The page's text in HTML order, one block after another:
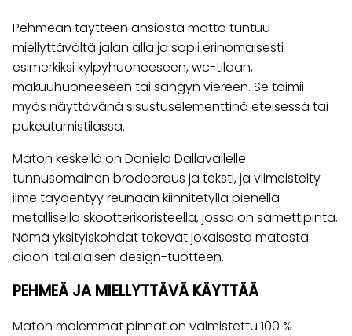
Pehmeän täytteen ansiosta matto tuntuu
miellyttävältä jalan alla ja sopii erinomaisesti
esimerkiksi kylpyhuoneeseen, wc-tilaan,
makuuhuoneeseen tai sängyn viereen. Se toimii
myös näyttävänä sisustuselementtinä eteisessä tai
pukeutumistilassa.
Maton keskellä on Daniela Dallavallelle
tunnusomainen brodeeraus ja teksti, ja viimeistelty
ilme täydentyy reunaan kiinnitetyllä pienellä
metallisella skootterikoristeella, jossa on samettipinta.
Nämä yksityiskohdat tekevät jokaisesta matosta
aidon italialaisen design-tuotteen.
PEHMEÄ JA MIELLYTTÄVÄ KÄYTTÄÄ
Maton molemmat pinnat on valmistettu 100 %